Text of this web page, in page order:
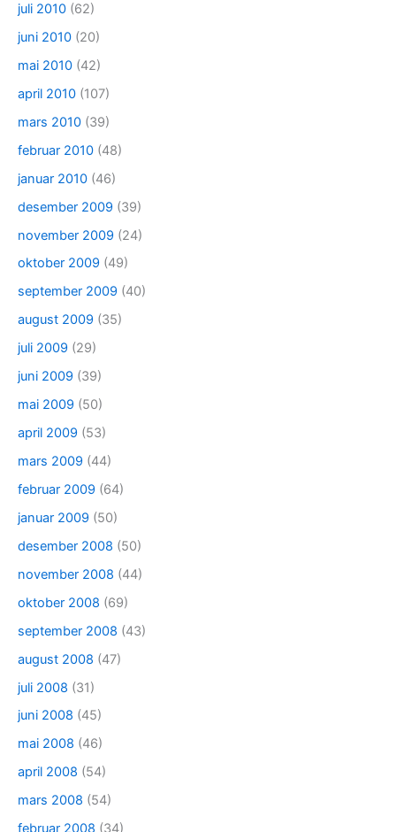
juli 2010 (62)
juni 2010 (20)
mai 2010 (42)
april 2010 (107)
mars 2010 (39)
februar 2010 (48)
januar 2010 (46)
desember 2009 (39)
november 2009 (24)
oktober 2009 (49)
september 2009 (40)
august 2009 (35)
juli 2009 (29)
juni 2009 (39)
mai 2009 (50)
april 2009 (53)
mars 2009 (44)
februar 2009 (64)
januar 2009 (50)
desember 2008 (50)
november 2008 (44)
oktober 2008 (69)
september 2008 (43)
august 2008 (47)
juli 2008 (31)
juni 2008 (45)
mai 2008 (46)
april 2008 (54)
mars 2008 (54)
februar 2008 (34)